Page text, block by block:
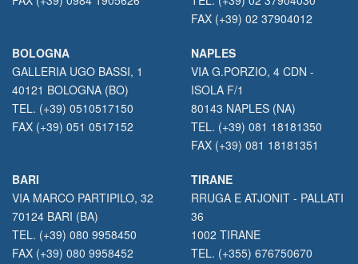
FAX (+39) 02 37904012
BOLOGNA
GALLERIA UGO BASSI, 1
40121 BOLOGNA (BO)
TEL. (+39) 0510517150
FAX (+39) 051 0517152
NAPLES
VIA G.PORZIO, 4 CDN -
ISOLA F/1
80143 NAPLES (NA)
TEL. (+39) 081 18181350
FAX (+39) 081 18181351
BARI
VIA MARCO PARTIPILO, 32
70124 BARI (BA)
TEL. (+39) 080 9958450
FAX (+39) 080 9958452
TIRANE
RRUGA E ATJONIT - PALLATI
36
1002 TIRANE
TEL. (+355) 676750670